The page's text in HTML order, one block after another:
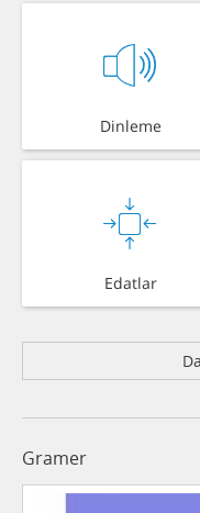
Dinleme
Edatlar
Gramer